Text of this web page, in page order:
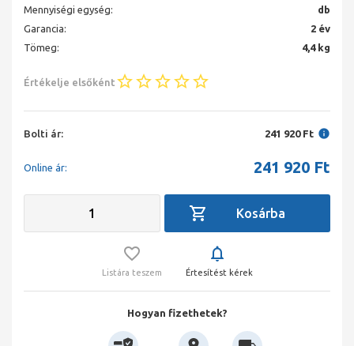
Mennyiségi egység:
db
Garancia:
2 év
Tömeg:
4,4 kg
Értékelje elsőként
Bolti ár: 241 920 Ft
Online ár: 241 920 Ft
Listára teszem Értesítést kérek
Hogyan fizethetek?